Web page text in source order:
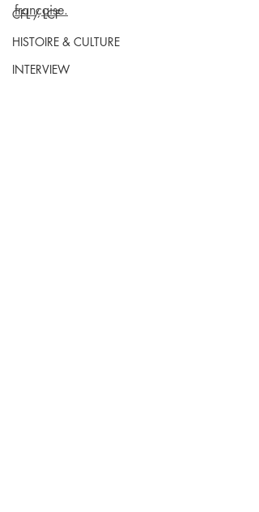
CFL / LCF
HISTOIRE & CULTURE
INTERVIEW
française.